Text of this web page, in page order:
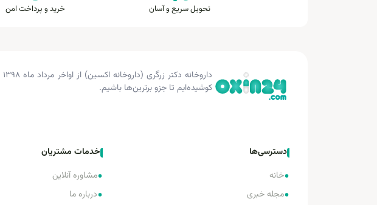
تحویل سریع و آسان خرید و پرداخت امن
کوشیده‌ایم تا جزو برترین‌ها باشیم.
دسترسی‌ها
•خانه
•مجله خبری
خدمات مشتریان
•مشاوره آنلاین
•درباره ما